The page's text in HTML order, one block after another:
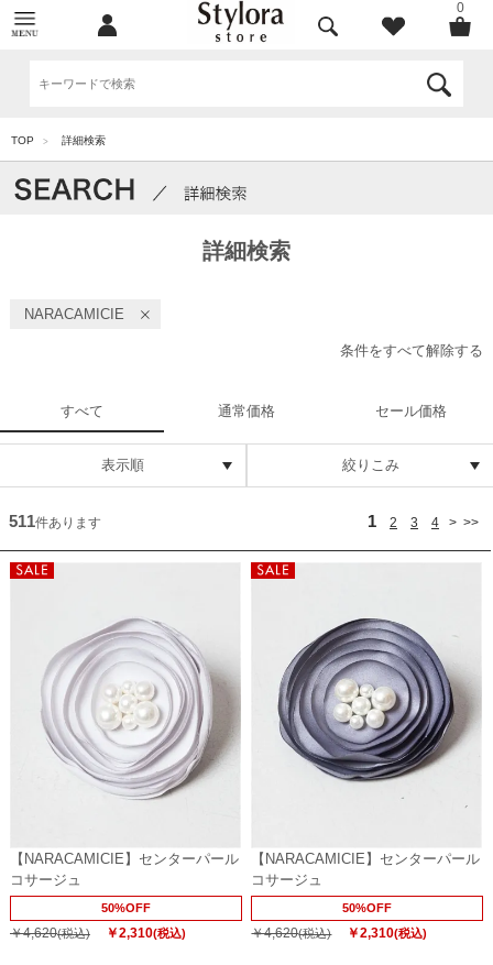
0
TOP > 詳細検索
詳細検索
NARACAMICIE
条件をすべて解除する
すべて 通常価格 セール価格
表示順 絞りこみ
511件あります 1 2 3 4 > >>
【NARACAMICIE】センターパール
コサージュ
50%OFF
￥4,620(税込) ￥2,310(税込)
【NARACAMICIE】センターパール
コサージュ
50%OFF
￥4,620(税込) ￥2,310(税込)